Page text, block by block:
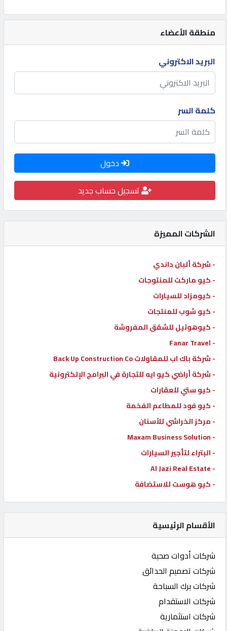
إعلانات
المنتدى
كيو
مزاد
كيو
نمبر
كارز
كيو
ماركت
الدليل
القطري
POWERED
منطقة الأعضاء
البريد الاكتروني
كلمة السر
دخول
تسجيل حساب جديد
الشركات المميزة
- شركة ألبان داندي
- كيو ماركت للمنتوجات
- كيومزاد للسيارات
- كيو شوب للمنتجات
- كيوهوتيل للشقق المفروشة
- Fanar Travel
- شركة باك اب للمقاولات Back Up Construction Co
- شركة أراضي كيو ايه للتجارة في البرامج الإلكترونية
- كيو ستي للعقارات
- كيو فود للمطاعم الفخمة
- مركز الخراشي للأسنان
- Maxam Business Solution
- البتراء لتأجير السيارات
- Al Jazi Real Estate
- كيو هوست للاستضافة
الأقسام الرئيسية
شركات أدوات صحية
شركات تصميم الحدائق
شركات برك السباحة
شركات الاستقدام
شركات استثمارية